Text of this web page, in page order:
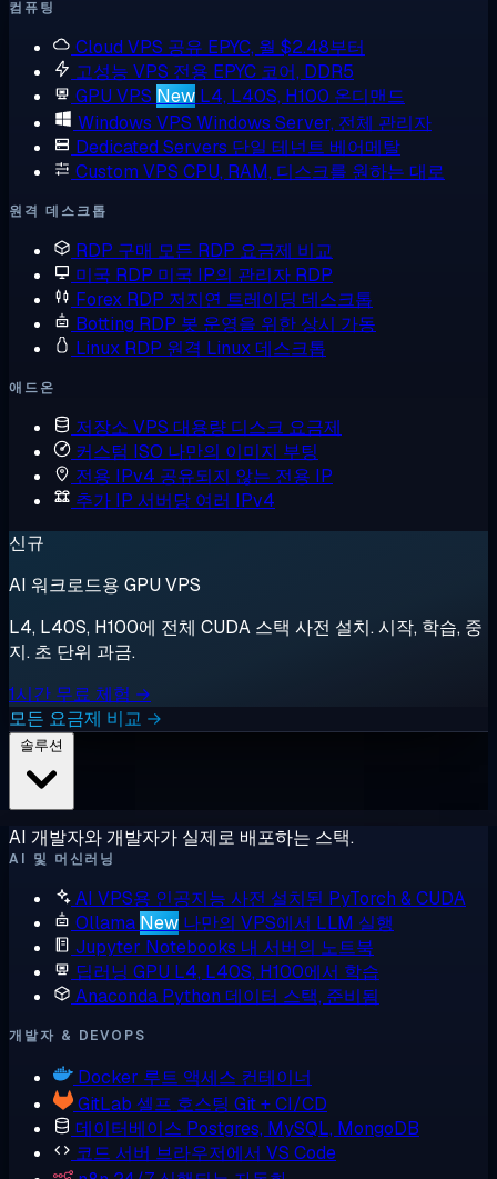
컴퓨팅
Cloud VPS 공유 EPYC, 월 $2.48부터
고성능 VPS 전용 EPYC 코어, DDR5
GPU VPS New L4, L40S, H100 온디맨드
Windows VPS Windows Server, 전체 관리자
Dedicated Servers 단일 테넌트 베어메탈
Custom VPS CPU, RAM, 디스크를 원하는 대로
원격 데스크톱
RDP 구매 모든 RDP 요금제 비교
미국 RDP 미국 IP의 관리자 RDP
Forex RDP 저지연 트레이딩 데스크톱
Botting RDP 봇 운영을 위한 상시 가동
Linux RDP 원격 Linux 데스크톱
애드온
저장소 VPS 대용량 디스크 요금제
커스텀 ISO 나만의 이미지 부팅
전용 IPv4 공유되지 않는 전용 IP
추가 IP 서버당 여러 IPv4
신규
AI 워크로드용 GPU VPS
L4, L40S, H100에 전체 CUDA 스택 사전 설치. 시작, 학습, 중
지. 초 단위 과금.
1시간 무료 체험 →
모든 요금제 비교 →
AI 개발자와 개발자가 실제로 배포하는 스택.
AI 및 머신러닝
AI VPS용 인공지능 사전 설치된 PyTorch & CUDA
Ollama New 나만의 VPS에서 LLM 실행
Jupyter Notebooks 내 서버의 노트북
딥러닝 GPU L4, L40S, H100에서 학습
Anaconda Python 데이터 스택, 준비됨
개발자 & DEVOPS
Docker 루트 액세스 컨테이너
GitLab 셀프 호스팅 Git + CI/CD
데이터베이스 Postgres, MySQL, MongoDB
코드 서버 브라우저에서 VS Code